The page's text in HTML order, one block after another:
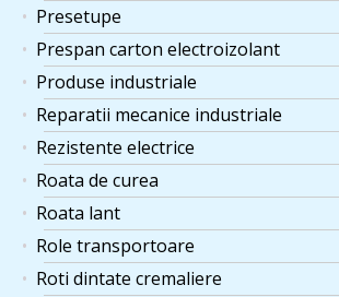
Presetupe
Prespan carton electroizolant
Produse industriale
Reparatii mecanice industriale
Rezistente electrice
Roata de curea
Roata lant
Role transportoare
Roti dintate cremaliere